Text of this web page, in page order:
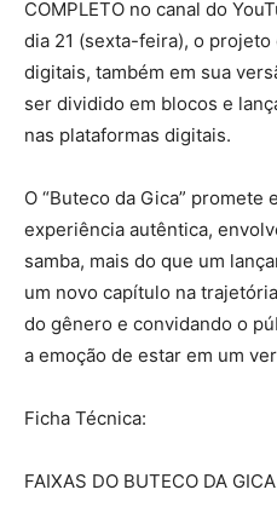
COMPLETO no canal do
dia 21 (sexta-feira), o projeto
digitais, também em sua
ser dividido em blocos e
nas plataformas digitais.
O “Buteco da Gica”
experiência autêntica,
samba, mais do que um
um novo capítulo na
do gênero e convidando o
a emoção de estar em um
Ficha Técnica:
FAIXAS DO BUTECO DA GICA